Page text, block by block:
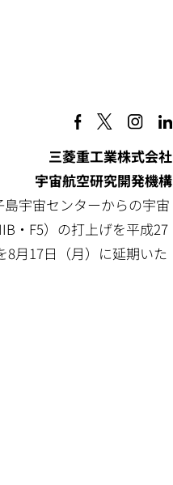
三菱重工業株式会社
宇宙航空研究開発機構
宇宙センターからの宇宙
・F5）の打上げを平成27
8月17日（月）に延期いた